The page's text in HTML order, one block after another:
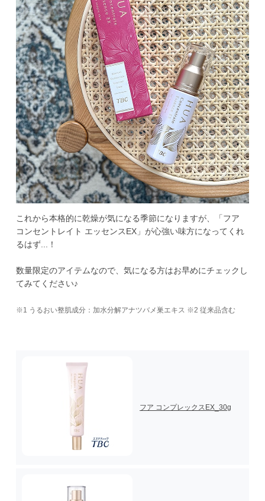
これから本格的に乾燥が気になる季節になりますが、「フア
コンセントレイト エッセンスEX」が心強い味方になってくれ
るはず...！
数量限定のアイテムなので、気になる方はお早めにチェックし
てみてください♪
※1 うるおい整肌成分：加水分解アナツバメ巣エキス ※2 従来品含む
フア コンプレックスEX_30g